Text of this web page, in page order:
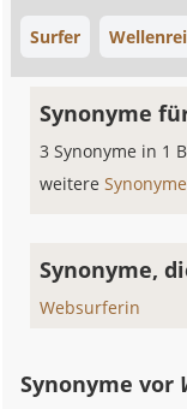
Surfer
Synonyme
3 Synonyme in 1
weitere
Synonyme,
Websurferin
Synonyme vor